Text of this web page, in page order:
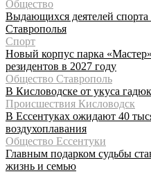
Общество
Выдающихся деятелей спорта
Ставрополья
Спорт
Новый корпус парка
резидентов в 2027 году
Общество Ставрополь
В Кисловодске от укуса
Происшествия Кисловодск
В Ессентуках ожидают 40
воздухоплавания
Общество Ессентуки
Главным подарком судьбы
жизнь и семью